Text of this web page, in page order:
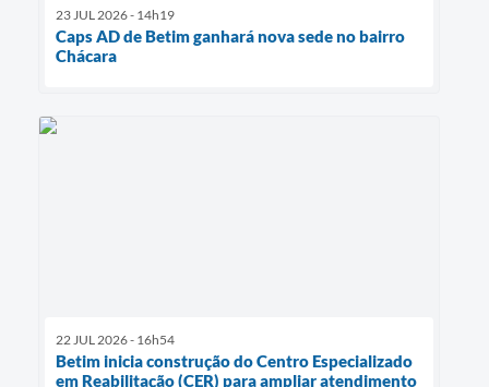
23 JUL 2026 - 14h19
Caps AD de Betim ganhará nova sede no bairro
Chácara
22 JUL 2026 - 16h54
Betim inicia construção do Centro Especializado
em Reabilitação (CER) para ampliar atendimento